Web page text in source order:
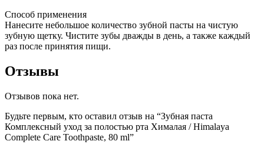
Способ применения
Нанесите небольшое количество зубной пасты на чистую
зубную щетку. Чистите зубы дважды в день, а также каждый
раз после принятия пищи.
Отзывы
Отзывов пока нет.
Будьте первым, кто оставил отзыв на “Зубная паста
Комплексный уход за полостью рта Хималая / Himalaya
Complete Care Toothpaste, 80 ml”